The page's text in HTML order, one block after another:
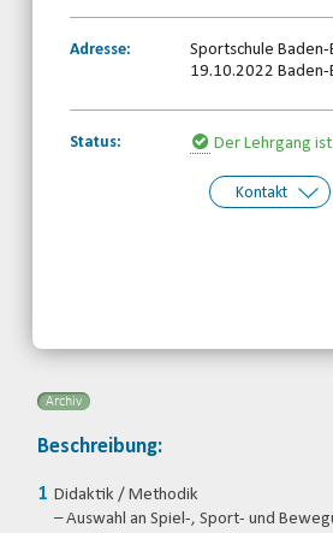
Adresse:
Sportschule
19.10.2022 Baden-
Status: Der Lehrgang
Kontakt
Archiv
Beschreibung:
Didaktik / Methodik
– Auswahl an Spiel-, Sport- und